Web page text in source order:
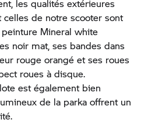
les qualités extérieures
celles de notre scooter sont
Mineral white
noir mat, ses bandes dans
rouge orangé et ses roues
roues à disque.
est également bien
de la parka offrent un